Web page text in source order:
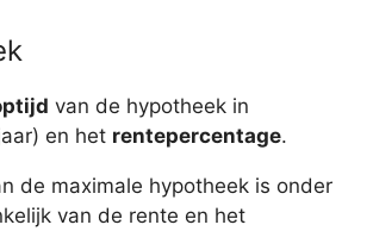
van de hypotheek in
en het rentepercentage.
de maximale hypotheek is onder
van de rente en het